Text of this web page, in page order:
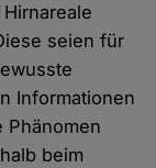
seien für
Informationen
Phänomen
beim